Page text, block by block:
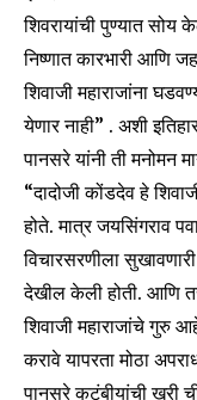
शिवरायांची पुण्यात सोय
निष्णात कारभारी आणि
शिवाजी महाराजांना
येणार नाही” . अशी
पानसरे यांनी ती मनोमन
“दादोजी कोंडदेव हे
होते. मात्र जयसिंगराव
विचारसरणीला
देखील केली होती. आणि
शिवाजी महाराजांचे गुरु
करावे यापरता मोठा
पानसरे कुटुंबीयांची खरी